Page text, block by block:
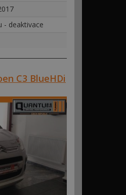
- deaktivace
C3 BlueHDi